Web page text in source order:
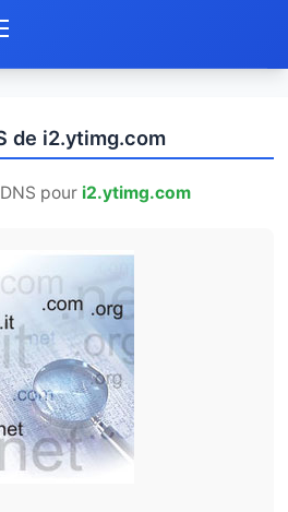
de i2.ytimg.com
pour i2.ytimg.com